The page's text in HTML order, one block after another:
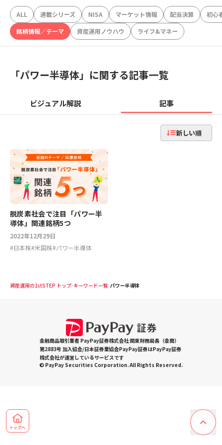
ALL 連載シリーズ NISA マーケット情報 配当決算
初心
銘柄情報／テーマ
資産運用ノウハウ ライフ&マネー
「パワー半導体」に関する記事一覧
ビジュアル解説 記事
新しい順
脱炭素社会で注目「パワー半
導体」関連銘柄5つ
2022年12月29日
#日本株#米国株#パワー半導体
資産運用の1stSTEP トップ キーワード一覧 パワー半導体
金融商品取引業者 PayPay証券株式会社 関東財務局長（金商）
第2883号 加入協会/日本証券業協会PayPay証券はPayPay証券
株式会社が運営しているサービスです
© PayPay Securities Corporation. All Rights Reserved.